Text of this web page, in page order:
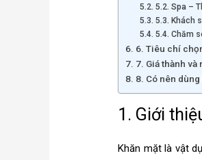
5.2. Spa –
5.3. Khách
5.4. Chăm
6. Tiêu chí
7. Giá thành và
8. Có nên
1. Giới
Khăn mặt là vật